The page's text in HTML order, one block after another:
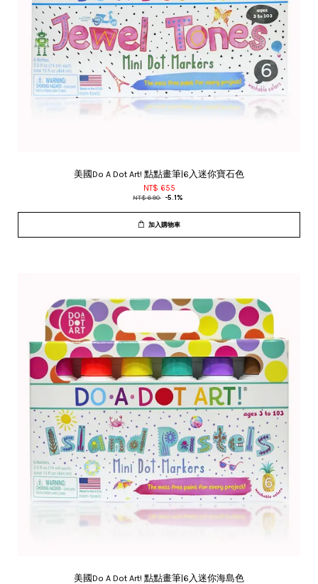
美國Do A Dot Art! 點點畫筆|6入迷你寶石色
NT$ 655
NT$ 690 -5.1%
加入購物車
美國Do A Dot Art! 點點畫筆|6入迷你海島色